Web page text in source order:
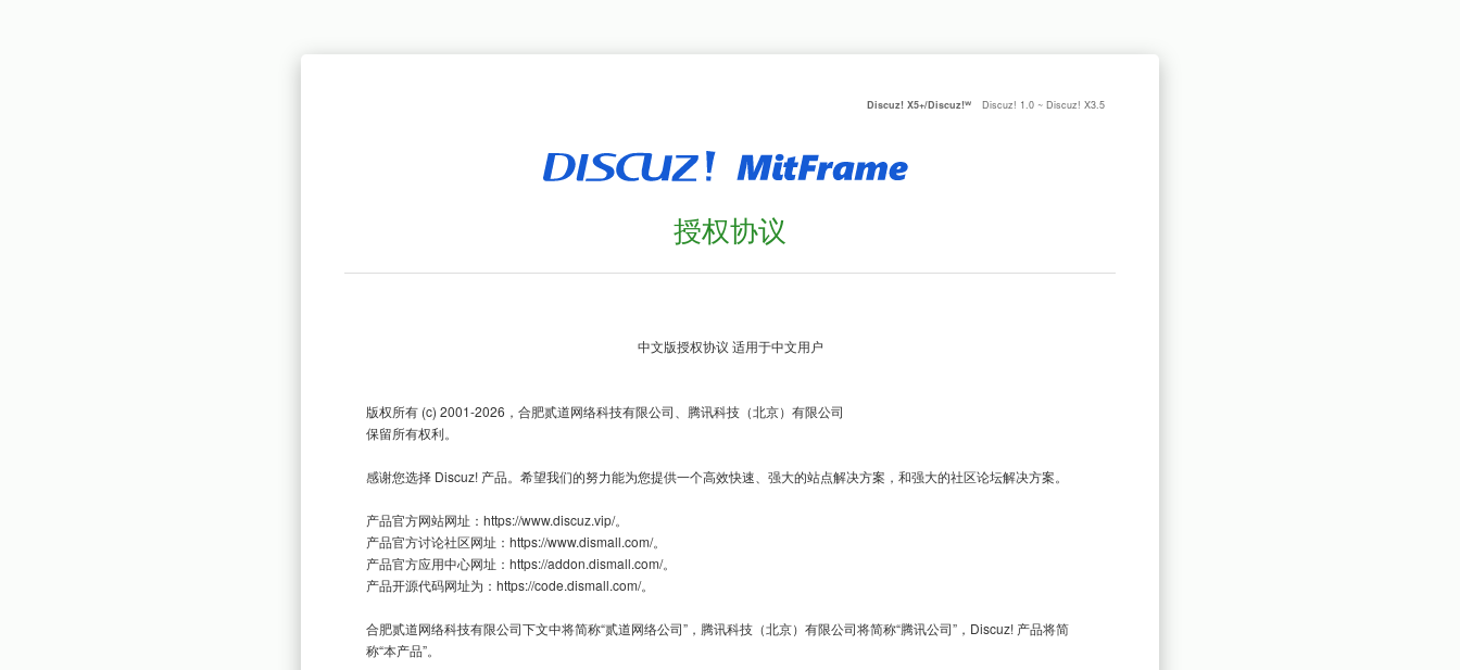
Discuz! X5+/Discuz!ᵂ Discuz! 1.0 ~ Discuz! X3.5
授权协议
版权所有 (c) 2001-2026，合肥贰道网络科技有限公司、腾讯科技（北京）有限公司
保留所有权利。
感谢您选择 Discuz! 产品。希望我们的努力能为您提供一个高效快速、强大的站点解决方案，和强大的社区论坛解决方案。
产品官方网站网址：https://www.discuz.vip/。
产品官方讨论社区网址：https://www.dismall.com/。
产品官方应用中心网址：https://addon.dismall.com/。
产品开源代码网址为：https://code.dismall.com/。
合肥贰道网络科技有限公司下文中将简称“贰道网络公司”，腾讯科技（北京）有限公司将简称“腾讯公司”，Discuz! 产品将简
称“本产品”。